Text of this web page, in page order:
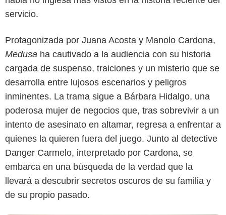
servicio.
Protagonizada por Juana Acosta y Manolo Cardona,
Medusa ha cautivado a la audiencia con su historia
cargada de suspenso, traiciones y un misterio que se
desarrolla entre lujosos escenarios y peligros
inminentes. La trama sigue a Bárbara Hidalgo, una
poderosa mujer de negocios que, tras sobrevivir a un
intento de asesinato en altamar, regresa a enfrentar a
quienes la quieren fuera del juego. Junto al detective
Danger Carmelo, interpretado por Cardona, se
embarca en una búsqueda de la verdad que la
llevará a descubrir secretos oscuros de su familia y
de su propio pasado.
Netflix